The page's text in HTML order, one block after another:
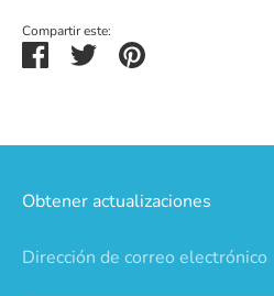
Compartir este:
Compartir
TuitearHacer
Obtener actualizaciones
Dirección de correo electrónico